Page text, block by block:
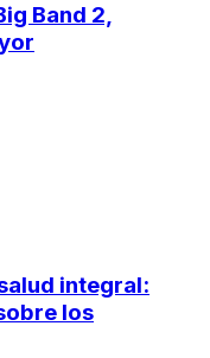
Band 2,
integral:
los